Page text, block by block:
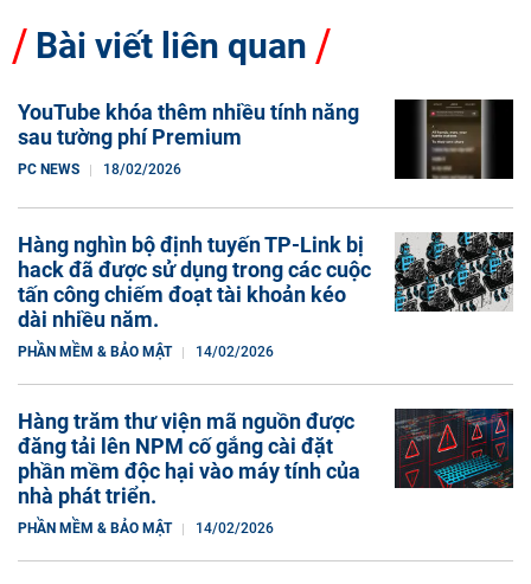
Bài viết liên quan
YouTube khóa thêm nhiều tính năng
sau tường phí Premium
PC NEWS 18/02/2026
Hàng nghìn bộ định tuyến TP-Link bị
hack đã được sử dụng trong các cuộc
tấn công chiếm đoạt tài khoản kéo
dài nhiều năm.
PHẦN MỀM & BẢO MẬT 14/02/2026
Hàng trăm thư viện mã nguồn được
đăng tải lên NPM cố gắng cài đặt
phần mềm độc hại vào máy tính của
nhà phát triển.
PHẦN MỀM & BẢO MẬT 14/02/2026